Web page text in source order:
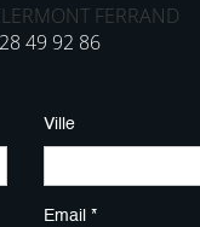
FERRAND
49 92 86
Ville
Email *